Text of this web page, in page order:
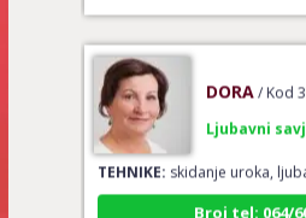
TEHNIKE:skidanje uroka,
Broj tel: 064/